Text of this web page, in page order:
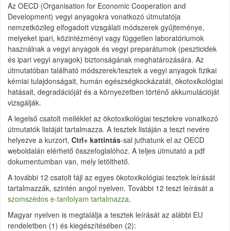
Az OECD (Organisation for Economic Cooperation and
Development) vegyi anyagokra vonatkozó útmutatója
nemzetközileg elfogadott vizsgálati módszerek gyűjteménye,
melyeket ipari, közintézményi vagy független laboratóriumok
használnak a vegyi anyagok és vegyi preparátumok (peszticidek
és ipari vegyi anyagok) biztonságának meghatározására. Az
útmutatóban található módszerek/tesztek a vegyi anyagok fizikai
kémiai tulajdonságait, humán egészségkockázatát, ökotoxikológiai
hatásait, degradációját és a környezetben történő akkumulációját
vizsgálják.
A legelső csatolt melléklet az ökotoxikológiai tesztekre vonatkozó
útmutatók listáját tartalmazza. A tesztek listáján a teszt nevére
helyezve a kurzort, Ctrl+ kattintás-sal juthatunk el az OECD
weboldalán elérhető összefoglalóhoz. A teljes útmutató a pdf
dokumentumban van, mely letölthető.
A további 12 csatolt fájl az egyes ökotoxikológiai tesztek leírását
tartalmazzák, szintén angol nyelven. További 12 teszt leírását a
szomszédos e-tanfolyam tartalmazza.
Magyar nyelven is megtalálja a tesztek leírását az alábbi EU
rendeletben (1) és kiegészítésében (2):